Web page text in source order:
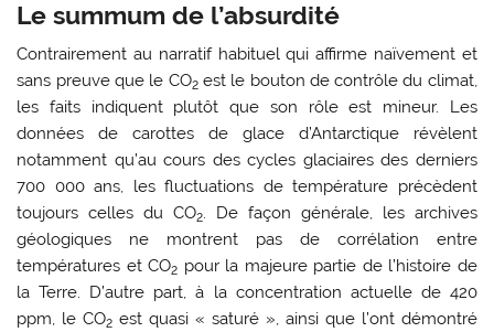
Le summum de l’absurdité
Contrairement au narratif habituel qui affirme naïvement et
sans preuve que le CO2est le bouton de contrôle du climat,
les faits indiquent plutôt que son rôle est mineur. Les
données de carottes de glace d’Antarctique révèlent
notamment qu’au cours des cycles glaciaires des derniers
700 000 ans, les fluctuations de température précèdent
toujours celles du CO2
. De façon générale, les archives
géologiques ne montrent pas de corrélation entre
températures et CO2 pour la majeure partie de l’histoire de
la Terre. D’autre part, à la concentration actuelle de 420
ppm, le CO2 est quasi « saturé », ainsi que l’ont démontré